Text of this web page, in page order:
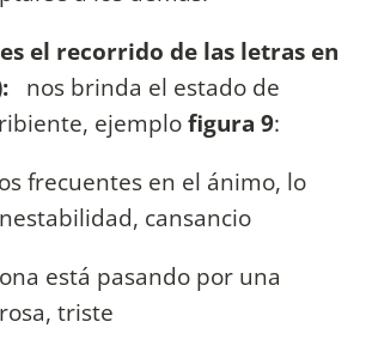
el recorrido de las letras en
nos brinda el estado de
ejemplofigura 9:
frecuentes en el ánimo, lo
cansancio
está pasando por una
triste